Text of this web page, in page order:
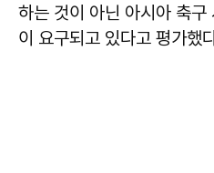
하는 것이 아닌 아시아 축구
이 요구되고 있다고 평가했